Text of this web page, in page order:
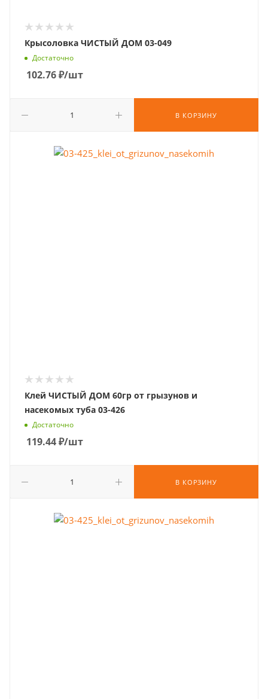
Крысоловка ЧИСТЫЙ ДОМ 03-049
Достаточно
102.76₽/шт
В КОРЗИНУ
Клей ЧИСТЫЙ ДОМ 60гр от грызунов и
насекомых туба 03-426
Достаточно
119.44₽/шт
В КОРЗИНУ